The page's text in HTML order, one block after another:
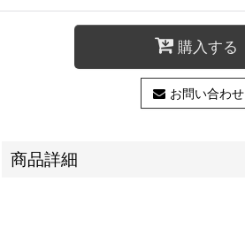
購入する
お問い合わせ
商品詳細